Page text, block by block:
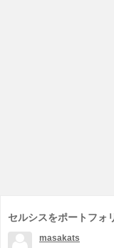
セルシスをポートフォ
masakats